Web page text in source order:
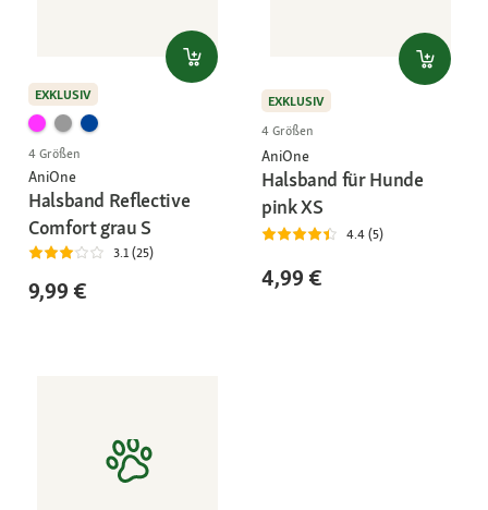
EXKLUSIV
4 Größen
AniOne
Halsband Reflective
Comfort grau S
3.1 (25)
9,99 €
EXKLUSIV
4 Größen
AniOne
Halsband für Hunde
pink XS
4.4 (5)
4,99 €